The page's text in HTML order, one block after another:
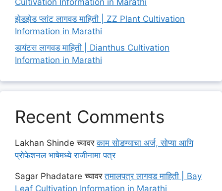
Cultivation Information in Marathi
झेडझेड प्लांट लागवड माहिती | ZZ Plant Cultivation
Information in Marathi
डायंटस लागवड माहिती | Dianthus Cultivation
Information in Marathi
Recent Comments
Lakhan Shinde च्यावरकाम सोडण्याचा अर्ज, सोप्या आणि
प्रोफेशनल भाषेमध्ये राजीनामा पत्र
Sagar Phadatare च्यावरतमालपत्र लागवड माहिती | Bay
Leaf Cultivation Information in Marathi